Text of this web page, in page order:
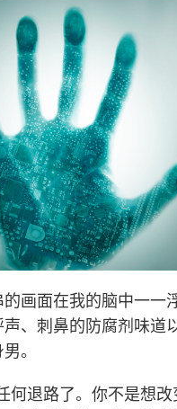
画面在我的脑中一一
、刺鼻的防腐剂味道
。
何退路了。你不是想